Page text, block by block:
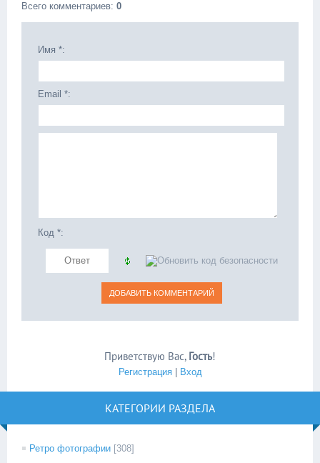
Всего комментариев: 0
Имя *:
Email *:
Код *:
Приветствую Вас, Гость!
Регистрация| Вход
КАТЕГОРИИ РАЗДЕЛА
Ретро фотографии [308]